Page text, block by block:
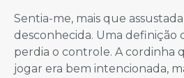
Sentia-me, mais que
desconhecida. Uma definição
perdia o controle. A cordinha
jogar era bem intencionada,